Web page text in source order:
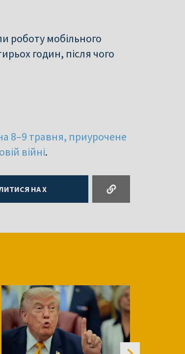
роботу мобільного
годин, після чого
8–9 травня, приурочене
війні.
НА X